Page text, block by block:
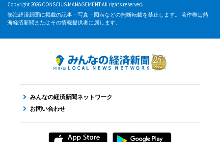
Copyright 2026 CONSCIUS MANAGEMENT All rights reserved.
熱海経済新聞に掲載の記事・写真・図表などの無断転載を禁止します。 著作権は熱
海経済新聞またはその情報提供者に属します。
みんなの経済新聞ネットワーク
お問い合わせ